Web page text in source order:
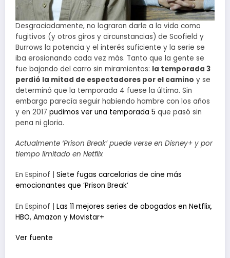
Desgraciadamente, no lograron darle a la vida como
fugitivos (y otros giros y circunstancias) de Scofield y
Burrows la potencia y el interés suficiente y la serie se
iba erosionando cada vez más. Tanto que la gente se
fue bajando del carro sin miramientos: la temporada 3
perdió la mitad de espectadores por el camino y se
determinó que la temporada 4 fuese la última. Sin
embargo parecía seguir habiendo hambre con los años
y en 2017 pudimos ver una temporada 5 que pasó sin
pena ni gloria.
Actualmente ‘Prison Break’ puede verse en Disney+ y por
tiempo limitado en Netflix
En Espinof | Siete fugas carcelarias de cine más
emocionantes que ‘Prison Break’
En Espinof | Las 11 mejores series de abogados en Netflix,
HBO, Amazon y Movistar+
Ver fuente